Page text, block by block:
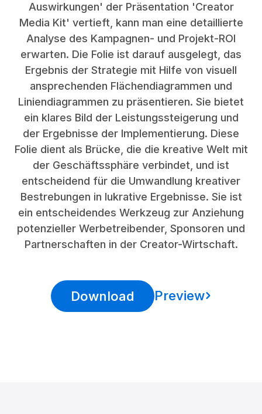
Auswirkungen' der Präsentation 'Creator
Media Kit' vertieft, kann man eine detaillierte
Analyse des Kampagnen- und Projekt-ROI
erwarten. Die Folie ist darauf ausgelegt, das
Ergebnis der Strategie mit Hilfe von visuell
ansprechenden Flächendiagrammen und
Liniendiagrammen zu präsentieren. Sie bietet
ein klares Bild der Leistungssteigerung und
der Ergebnisse der Implementierung. Diese
Folie dient als Brücke, die die kreative Welt mit
der Geschäftssphäre verbindet, und ist
entscheidend für die Umwandlung kreativer
Bestrebungen in lukrative Ergebnisse. Sie ist
ein entscheidendes Werkzeug zur Anziehung
potenzieller Werbetreibender, Sponsoren und
Partnerschaften in der Creator-Wirtschaft.
Download Preview